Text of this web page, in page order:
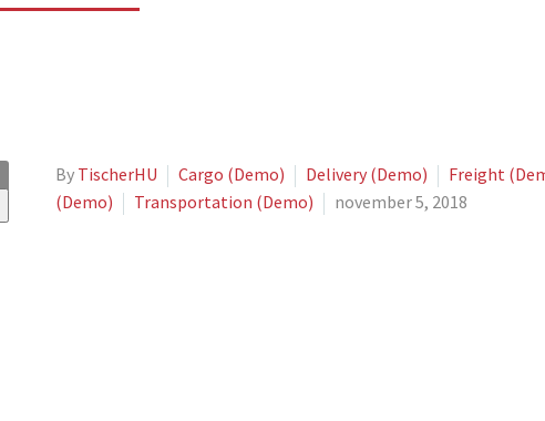
By TischerHU Cargo (Demo) Delivery (Demo) Freight
(Demo)
Transportation (Demo) november 5, 2018